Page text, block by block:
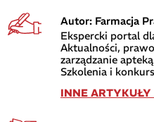
Autor: Farmacja
Ekspercki portal
Aktualności,
zarządzanie
Szkolenia i
INNE ARTYKUŁY